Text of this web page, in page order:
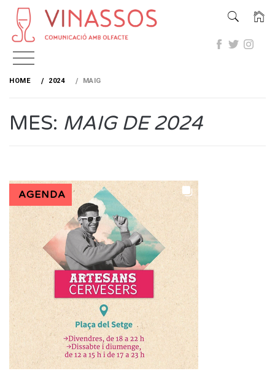
Skip
HOME 2024 MAIG
MES: MAIG DE 2024
AGENDA